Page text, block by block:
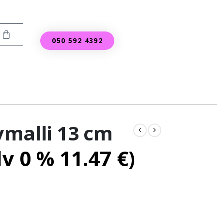
050 592 4392
13 cm
0 % 11.47 €)